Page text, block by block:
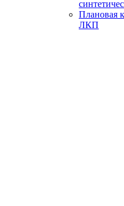
Плановая
ЛКП